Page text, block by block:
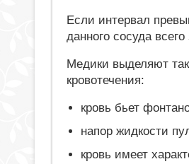
Если интервал
данного сосуда
Медики выделяют
кровотечения:
кровь бьет
напор жидкости
кровь имеет